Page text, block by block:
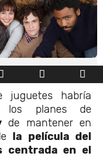
juguetes habría
los planes de
de mantener en
la película del
centrada en el